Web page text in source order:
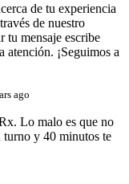
de tu experiencia
de nuestro
tu mensaje escribe
atención. ¡Seguimos a
ago
Lo malo es que no
turno y 40 minutos te